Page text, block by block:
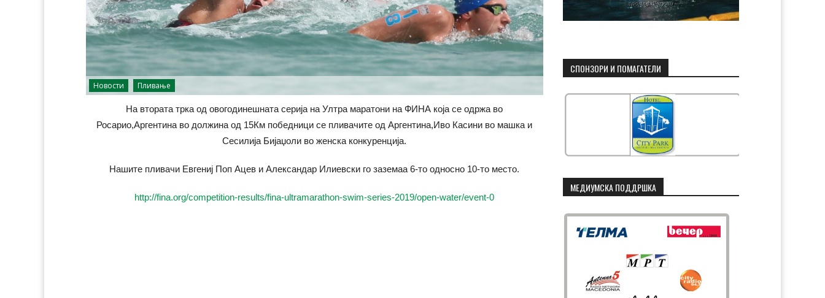
Новости Пливање
На втората трка од овогодинешната серија на Ултра маратони на ФИНА која се одржа во
Росарио,Аргентина во должина од 15Км победници се пливачите од Аргентина,Иво Касини во машка и
Сесилија Бијаџоли во женска конкуренција.
Нашите пливачи Евгениј Поп Ацев и Александар Илиевски го заземаа 6-то односно 10-то место.
http://fina.org/competition-results/fina-ultramarathon-swim-series-2019/open-water/event-0
СПОНЗОРИ И ПОМАГАТЕЛИ
МЕДИУМСКА ПОДДРШКА